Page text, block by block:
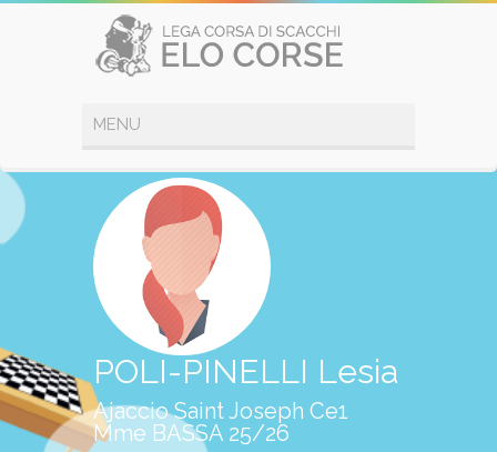
POLI-PINELLI Lesia
Ajaccio Saint Joseph Ce1
Mme BASSA 25/26